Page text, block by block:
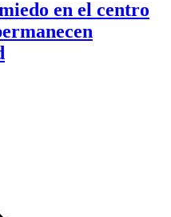
en el centro